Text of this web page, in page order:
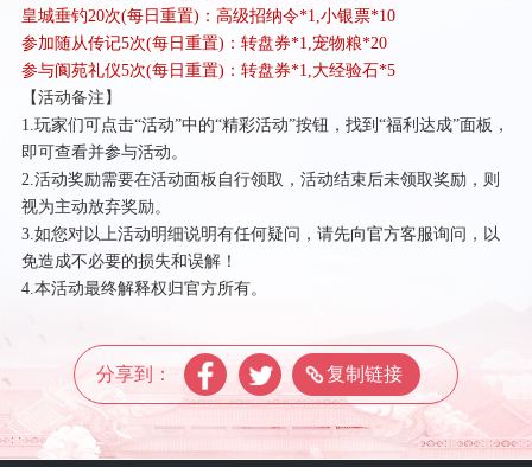
皇城垂钓20次(每日重置)：高级招纳令*1,小银票*10
参加随从传记5次(每日重置)：转盘券*1,宠物粮*20
参与阆苑礼仪5次(每日重置)：转盘券*1,大经验石*5
【活动备注】
1.玩家们可点击“活动”中的“精彩活动”按钮，找到“福利达成”面板，
即可查看并参与活动。
2.活动奖励需要在活动面板自行领取，活动结束后未领取奖励，则
视为主动放弃奖励。
3.如您对以上活动明细说明有任何疑问，请先向官方客服询问，以
免造成不必要的损失和误解！
4.本活动最终解释权归官方所有。
分享到： 复制链接